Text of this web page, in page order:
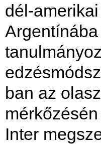
dél-
ban az
Inter